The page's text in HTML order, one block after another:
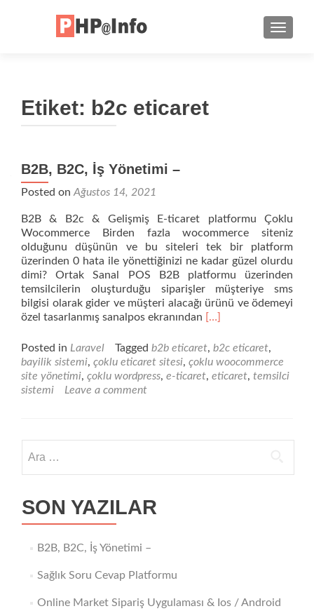
Etiket: b2c eticaret
B2B, B2C, İş Yönetimi –
Posted on Ağustos 14, 2021
B2B & B2c & Gelişmiş E-ticaret platformu Çoklu
Wocommerce Birden fazla wocommerce siteniz
olduğunu düşünün ve bu siteleri tek bir platform
üzerinden 0 hata ile yönettiğinizi ne kadar güzel olurdu
dimi? Ortak Sanal POS B2B platformu üzerinden
temsilcilerin oluşturduğu siparişler müşteriye sms
bilgisi olarak gider ve müşteri alacağı ürünü ve ödemeyi
özel tasarlanmış sanalpos ekranından Read
about
B2B,
B2C,
[…]
Posted in Laravel Tagged b2b eticaret, b2c eticaret,
bayilik sistemi, çoklu eticaret sitesi, çoklu woocommerce
site yönetimi, çoklu wordpress, e-ticaret, eticaret, temsilci
sistemi
Leave a comment
SON YAZILAR
B2B, B2C, İş Yönetimi –
Sağlık Soru Cevap Platformu
Online Market Sipariş Uygulaması & Ios / Android